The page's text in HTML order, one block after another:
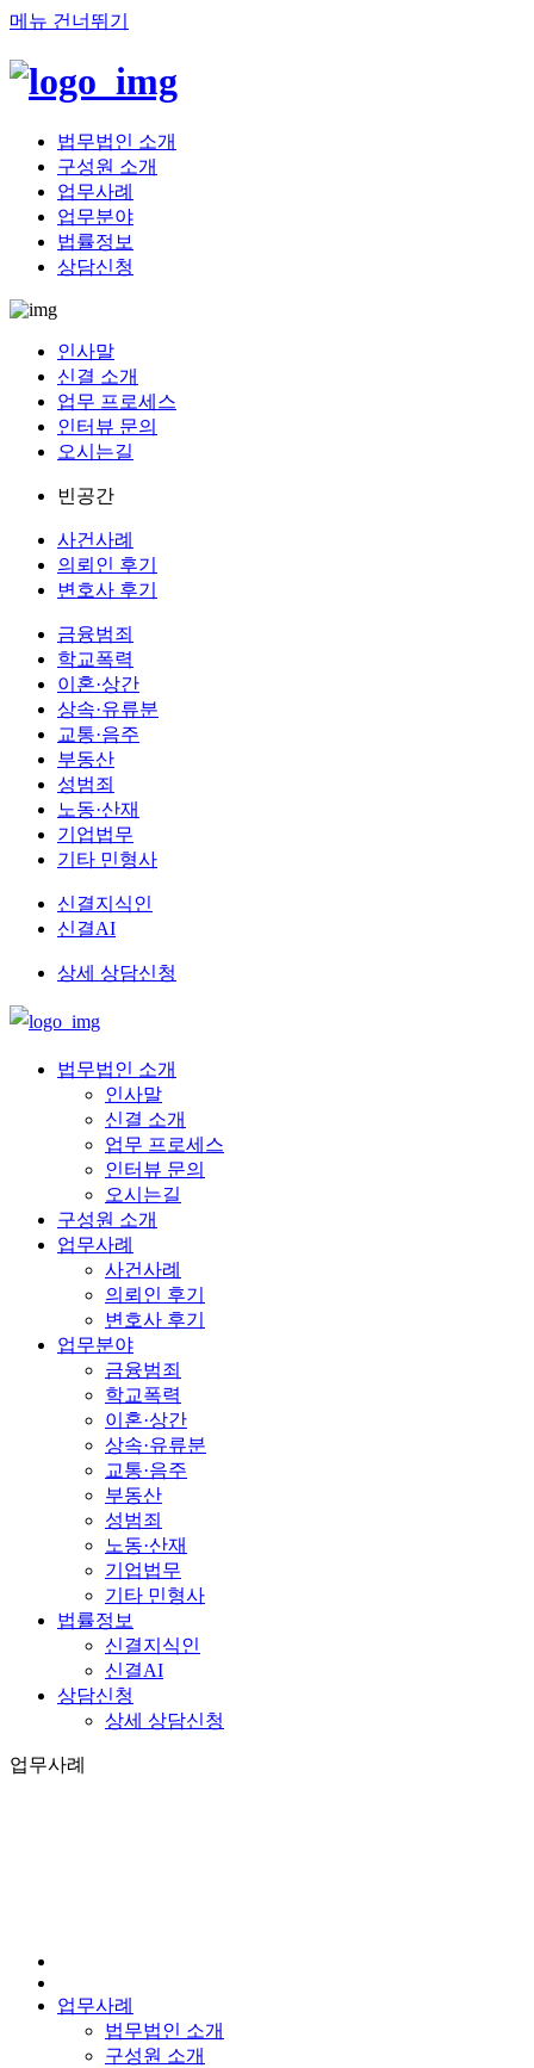
메뉴 건너뛰기
법무법인 소개
구성원 소개
업무사례
업무분야
법률정보
상담신청
인사말
신결 소개
업무 프로세스
인터뷰 문의
오시는길
빈공간
사건사례
의뢰인 후기
변호사 후기
금융범죄
학교폭력
이혼·상간
상속·유류분
교통·음주
부동산
성범죄
노동·산재
기업법무
기타 민형사
신결지식인
신결AI
상세 상담신청
법무법인 소개
인사말
신결 소개
업무 프로세스
인터뷰 문의
오시는길
구성원 소개
업무사례
사건사례
의뢰인 후기
변호사 후기
업무분야
금융범죄
학교폭력
이혼·상간
상속·유류분
교통·음주
부동산
성범죄
노동·산재
기업법무
기타 민형사
법률정보
신결지식인
신결AI
상담신청
상세 상담신청
업무사례
업무사례
법무법인 소개
구성원 소개